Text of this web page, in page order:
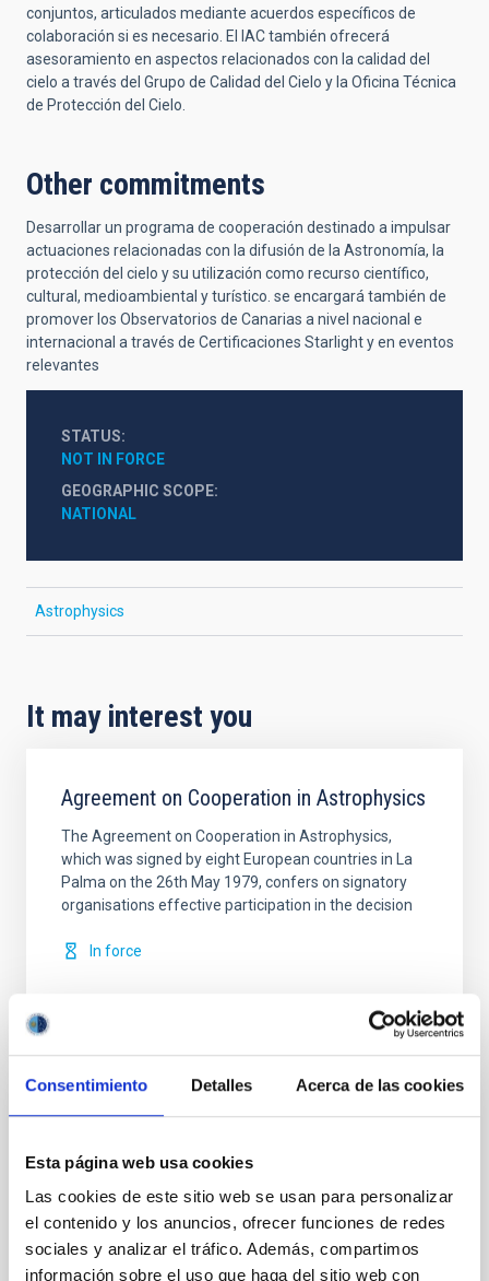
Consentimiento Detalles Acerca de las cookies
Esta página web usa cookies
Las cookies de este sitio web se usan para personalizar
el contenido y los anuncios, ofrecer funciones de redes
sociales y analizar el tráfico. Además, compartimos
información sobre el uso que haga del sitio web con
conjuntos, articulados mediante acuerdos específicos de
colaboración si es necesario. El IAC también ofrecerá
asesoramiento en aspectos relacionados con la calidad del
cielo a través del Grupo de Calidad del Cielo y la Oficina Técnica
de Protección del Cielo.
Other commitments
Desarrollar un programa de cooperación destinado a impulsar
actuaciones relacionadas con la difusión de la Astronomía, la
protección del cielo y su utilización como recurso científico,
cultural, medioambiental y turístico. se encargará también de
promover los Observatorios de Canarias a nivel nacional e
internacional a través de Certificaciones Starlight y en eventos
relevantes
STATUS
NOT IN FORCE
GEOGRAPHIC SCOPE
NATIONAL
Astrophysics
It may interest you
Agreement on Cooperation in Astrophysics
The Agreement on Cooperation in Astrophysics,
which was signed by eight European countries in La
Palma on the 26th May 1979, confers on signatory
organisations effective participation in the decision
In force
Convenio de colaboración entre el IAC y
CALSEC para la implementación de
iniciativas específicas en campos de
investigación, tecnología e innovación en
el sector de spectroscopía de Rayos
Gamma y sus aplicaciones